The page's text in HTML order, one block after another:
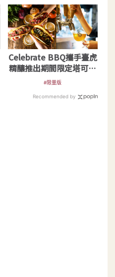
Celebrate BBQ攜手臺虎
精釀推出期間限定塔可啤
酒派對夜
#限量版
Recommended by